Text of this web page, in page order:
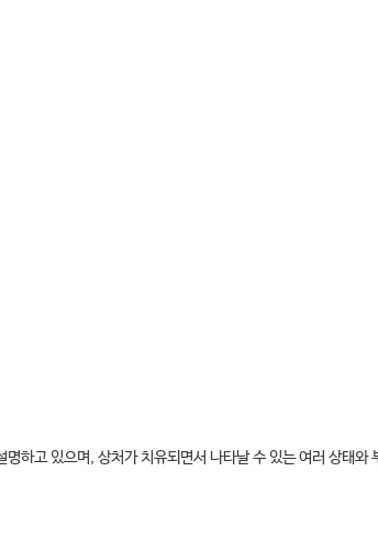
하고 있으며, 상처가 치유되면서 나타날 수 있는 여러 상태